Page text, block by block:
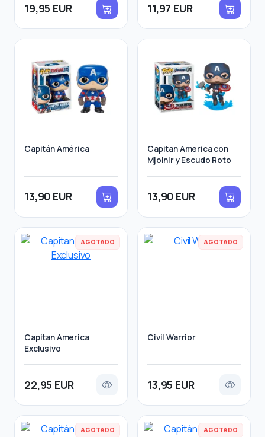
19,95 EUR 11,97 EUR
Capitán América
13,90 EUR
Capitan America con
Mjolnir y Escudo Roto
13,90 EUR
AGOTADO
Capitan America
Exclusivo
22,95 EUR
AGOTADO
Civil Warrior
13,95 EUR
AGOTADO AGOTADO